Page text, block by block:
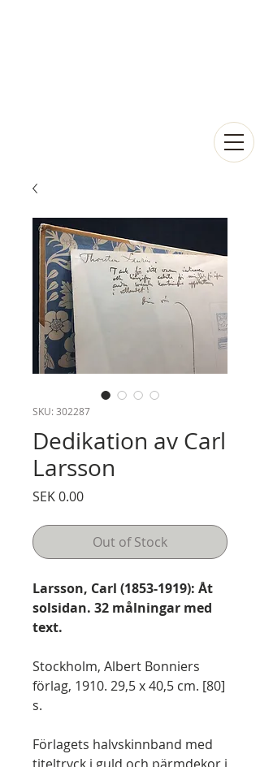
SKU: 302287
Dedikation av Carl
Larsson
SEK 0.00Price
Out of Stock
Larsson, Carl (1853-1919): Åt
solsidan. 32 målningar med
text.
Stockholm, Albert Bonniers
förlag, 1910. 29,5 x 40,5 cm. [80]
s.
Förlagets halvskinnband med